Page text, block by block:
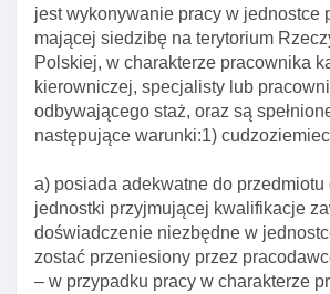
jest wykonywanie pracy w jednostce
mającej siedzibę na terytorium
Polskiej, w charakterze pracownika
kierowniczej, specjalisty lub
odbywającego staż, oraz są
następujące warunki:1)
a) posiada adekwatne do przedmiotu
jednostki przyjmującej kwalifikacje
doświadczenie niezbędne w
zostać przeniesiony przez
– w przypadku pracy w charakterze
Art. 96. Informacja o
wizy schengen wydanej przez
Art. 96a. Opinia ministra w
wydanej wizy krajowej
Art. 97. Delegacja ustawowa
Dział V. Zezwolenie na pobyt
Rozdział 2. Zezwolenie na pobyt
Art. 114. Przesłanki udzielenia
pobyt czasowy I pracę